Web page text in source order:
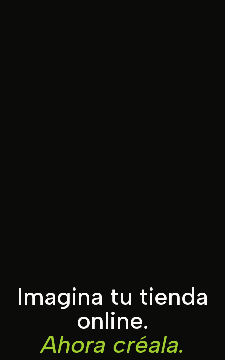
Imagina tu tienda
online.
Ahora créala.